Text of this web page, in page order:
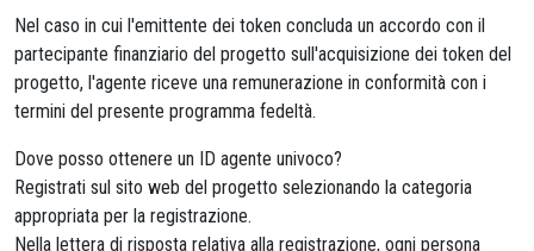
Nel caso in cui l'emittente dei token concluda un accordo con il
partecipante finanziario del progetto sull'acquisizione dei token del
progetto, l'agente riceve una remunerazione in conformità con i
termini del presente programma fedeltà.
Dove posso ottenere un ID agente univoco?
Registrati sul sito web del progetto selezionando la categoria
appropriata per la registrazione.
Nella lettera di risposta relativa alla registrazione, ogni persona